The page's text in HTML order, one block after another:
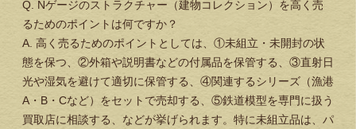
Q. Nゲージのストラクチャー（建物コレクション）を高く売
るためのポイントは何ですか？
A. 高く売るためのポイントとしては、①未組立・未開封の状
態を保つ、②外箱や説明書などの付属品を保管する、③直射日
光や湿気を避けて適切に保管する、④関連するシリーズ（漁港
A・B・Cなど）をセットで売却する、⑤鉄道模型を専門に扱う
買取店に相談する、などが挙げられます。特に未組立品は、パ